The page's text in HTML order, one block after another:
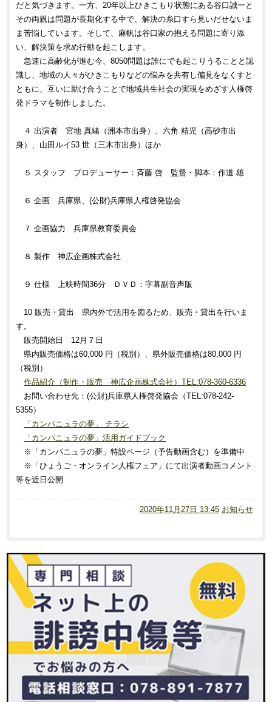
だと気づきます。一方、20年以上ひきこもり状態にある谷口誠一と
その両親は問題が長期化する中で、解決の糸口すら見いだせないま
ま苦悩しています。そして、麻帆は谷口家の抱える問題に寄り添
い、解決策を求め行動を起こします。
急速に高齢化が進む今、8050問題は誰にでも起こりうることと認
識し、地域の人々がひきこもりなどの悩みを共有し偏見をなくすと
ともに、互いに助け合うことで地域共生社会の実現をめざす人権啓
発ドラマを制作しました。
４ 出演者 宮地 真緒（洲本市出身）、六角 精児（高砂市出
身）、山田ルイ53 世（三木市出身）ほか
５ スタッフ プロデューサー：斉藤 啓 監督・脚本：作道 雄
６ 企画 兵庫県、(公財)兵庫県人権啓発協会
７ 企画協力 兵庫県教育委員会
８ 製作 神広企画株式会社
９ 仕様 上映時間36分 ＤＶＤ：字幕副音声版
10 販売・貸出 県内外で活用を図るため、販売・貸出を行いま
す。
販売開始日 12月７日
県内販売価格は60,000 円（税別）、県外販売価格は80,000 円
（税別）
作品紹介（制作・販売 神広企画株式会社）TEL:078-360-6336
お問い合わせ先：(公財)兵庫県人権啓発協会（TEL:078-242-
5355）
「カンパニュラの夢」 チラシ
「カンパニュラの夢」活用ガイドブック
※「カンパニュラの夢」特設ページ（予告動画含む）を準備中
※「ひょうご・オンライン人権フェア」にて出演者動画コメント
等を近日公開
2020年11月27日 13:45 お知らせ